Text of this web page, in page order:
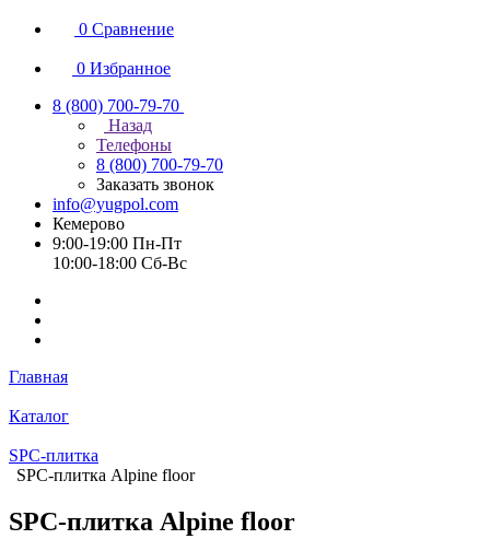
0 Сравнение
0 Избранное
8 (800) 700-79-70
Назад
Телефоны
8 (800) 700-79-70
Заказать звонок
info@yugpol.com
Кемерово
9:00-19:00 Пн-Пт
10:00-18:00 Cб-Вс
Главная
Каталог
SPC-плитка
SPC-плитка Alpine floor
SPC-плитка Alpine floor